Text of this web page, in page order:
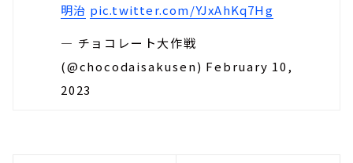
明治 pic.twitter.com/YJxAhKq7Hg
— チョコレート大作戦
(@chocodaisakusen) February 10,
2023